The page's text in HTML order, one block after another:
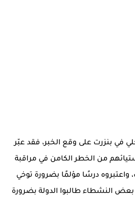
في بنزرت على وقع الخبر، فقد عبّر
من الخطر الكامن في مراقبة
درسًا مؤلمًا بضرورة توخي
النشطاء طالبوا الدولة بضرورة